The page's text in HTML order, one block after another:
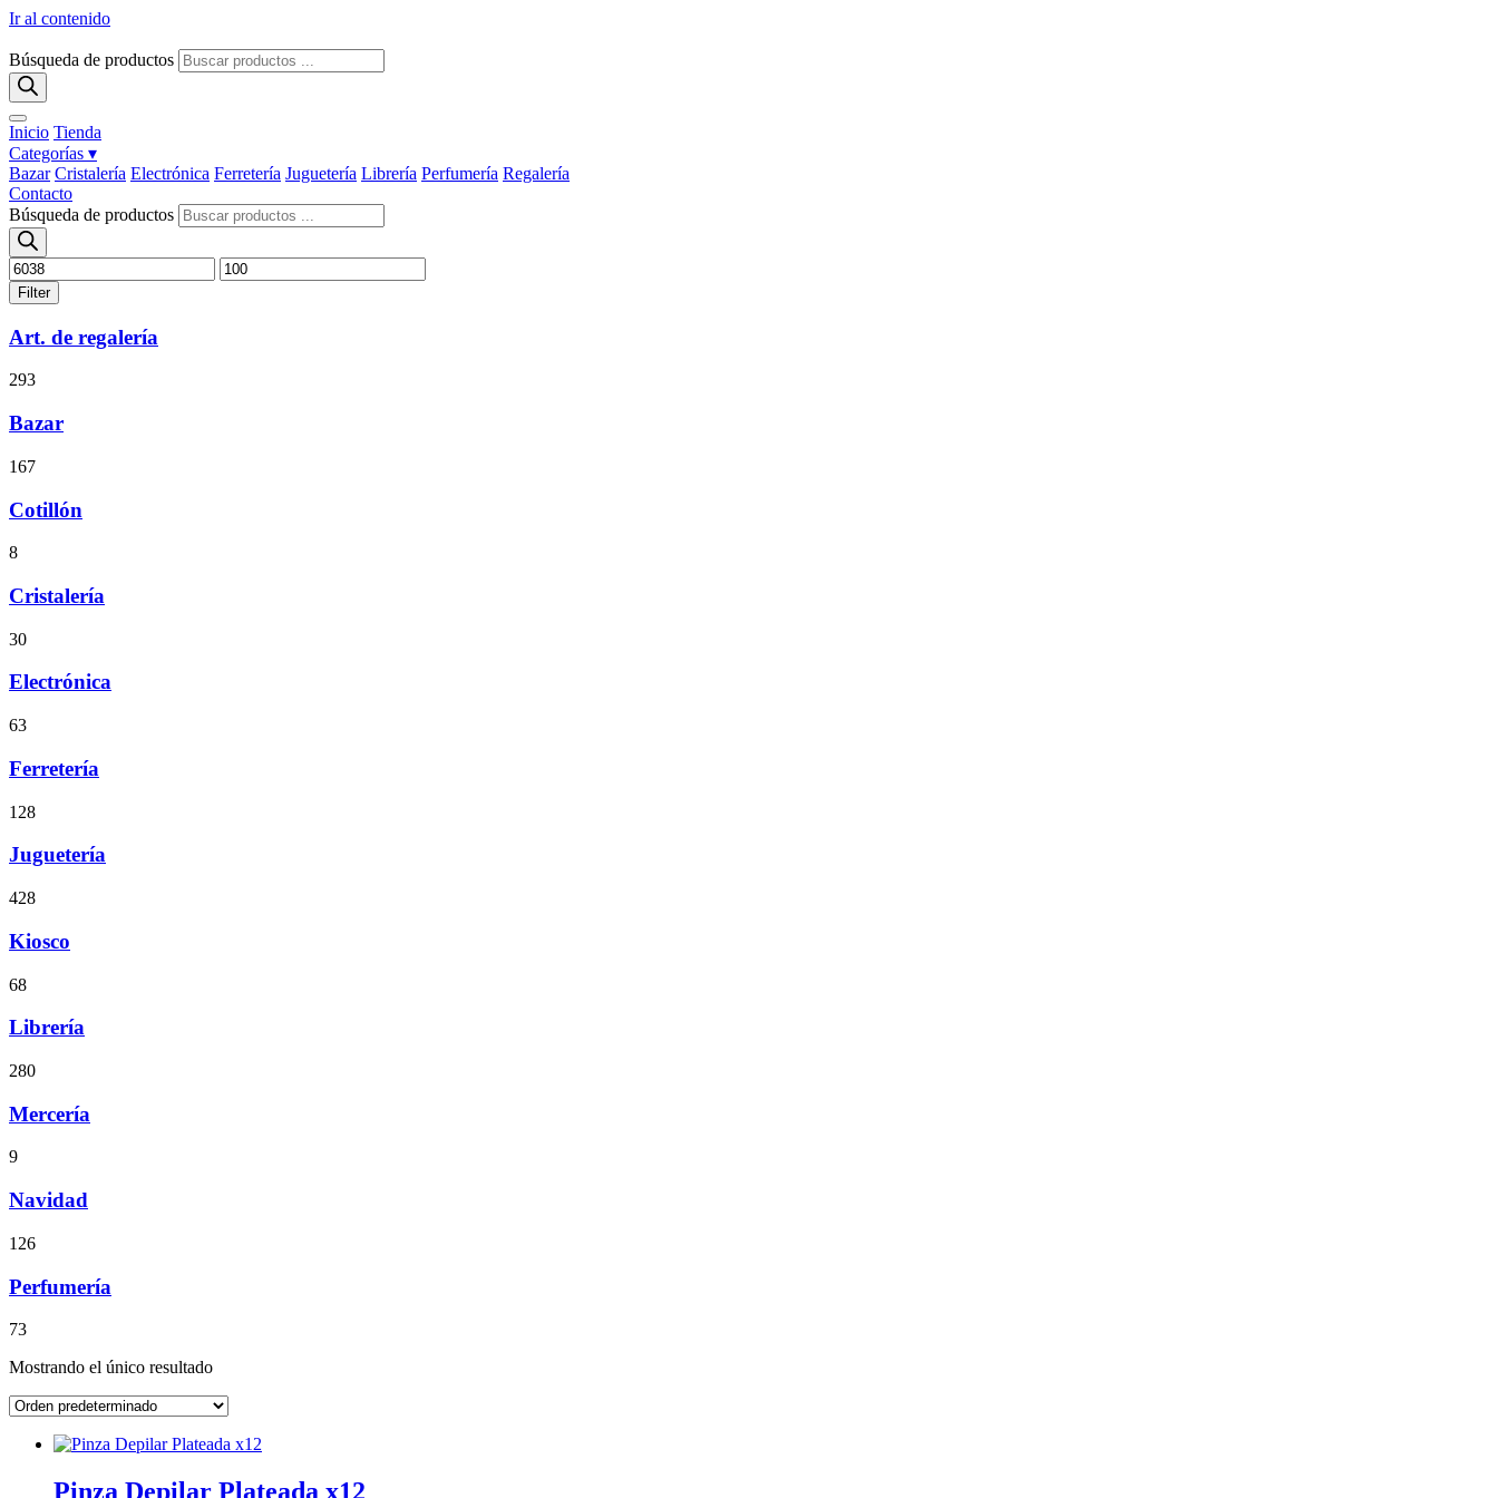
Ir al contenido
Búsqueda de productos
Inicio Tienda
Categorías ▾
Bazar Cristalería Electrónica Ferretería Juguetería Librería Perfumería Regalería
Contacto
Búsqueda de productos
Filter
Art. de regalería
293
Bazar
167
Cotillón
8
Cristalería
30
Electrónica
63
Ferretería
128
Juguetería
428
Kiosco
68
Librería
280
Mercería
9
Navidad
126
Perfumería
73
Mostrando el único resultado
Pinza Depilar Plateada x12